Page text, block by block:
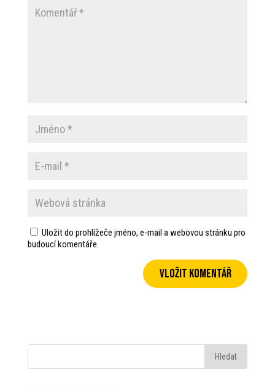
Uložit do prohlížeče jméno, e-mail a webovou stránku pro
budoucí komentáře.